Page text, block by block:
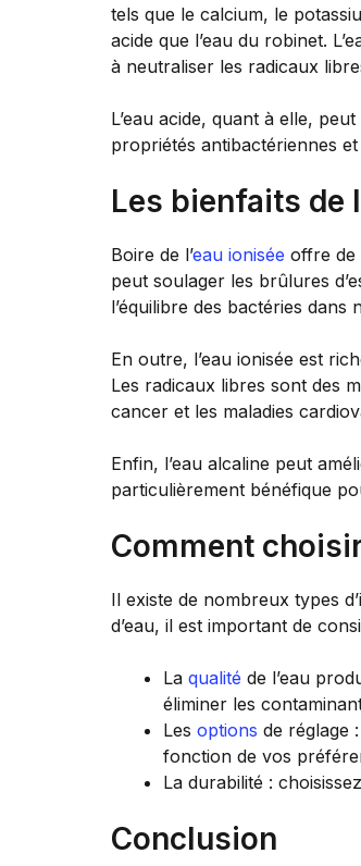
tels que le calcium, le
acide que l’eau du robinet.
à neutraliser les radicaux
L’eau acide, quant à elle,
propriétés antibactériennes
Les bienfaits de
Boire de l’eau ionisée offre de
peut soulager les brûlures
l’équilibre des bactéries dans
En outre, l’eau ionisée est
Les radicaux libres sont des
cancer et les maladies
Enfin, l’eau alcaline peut
particulièrement bénéfique
Comment
Il existe de nombreux types
d’eau, il est important de
La qualité de l’eau
éliminer les
Les options de réglage
fonction de vos
La durabilité :
Conclusion